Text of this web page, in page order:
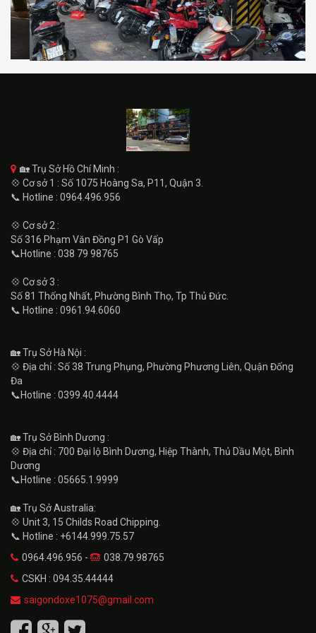
🏡 Trụ Sở Hồ Chí Minh :
💠 Cơ sở 1 : Số 1075 Hoàng Sa, P11, Quận 3.
📞 Hotline : 0964.496.956
💠 Cơ sở 2 :
Số 316 Phạm Văn Đồng P1 Gò Vấp
📞Hotline : 038 79 98765
💠 Cơ sở 3 :
Số 81 Thống Nhất, Phường Bình Thọ, Tp Thủ Đức.
📞 Hotline : 0961.94.6060
🏡 Trụ Sở Hà Nội :
💠 Địa chỉ : Số 38 Trung Phụng, Phường Phương Liên, Quận Đống
Đa
📞Hotline : 0399.40.4444
🏡 Trụ Sở Bình Dương :
💠 Địa chỉ : 700 Đại lộ Bình Dương, Hiệp Thành, Thủ Dầu Một, Bình
Dương
📞Hotline : 05665.1.9999
🏡 Trụ Sở Australia:
💠 Unit 3, 15 Childs Road Chipping.
📞 Hotline : +6144.999.75.57
0964.496.956 -
038.79.98765
CSKH : 094.35.44444
saigondoxe1075@gmail.com